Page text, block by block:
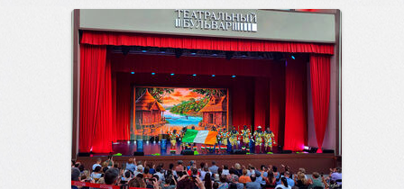
сайт.23:17Вчера